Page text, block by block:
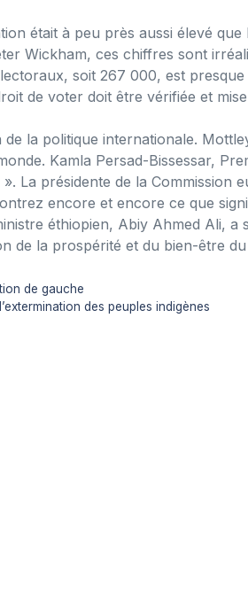
était à peu près aussi élevé
Wickham, ces chiffres sont
soit 267 000, est
de voter doit être vérifiée et
de la politique internationale.
Kamla Persad-Bissessar,
La présidente de la Commission
encore et encore ce que
éthiopien, Abiy Ahmed Ali, a
de la prospérité et du bien-être
de gauche
des peuples indigènes